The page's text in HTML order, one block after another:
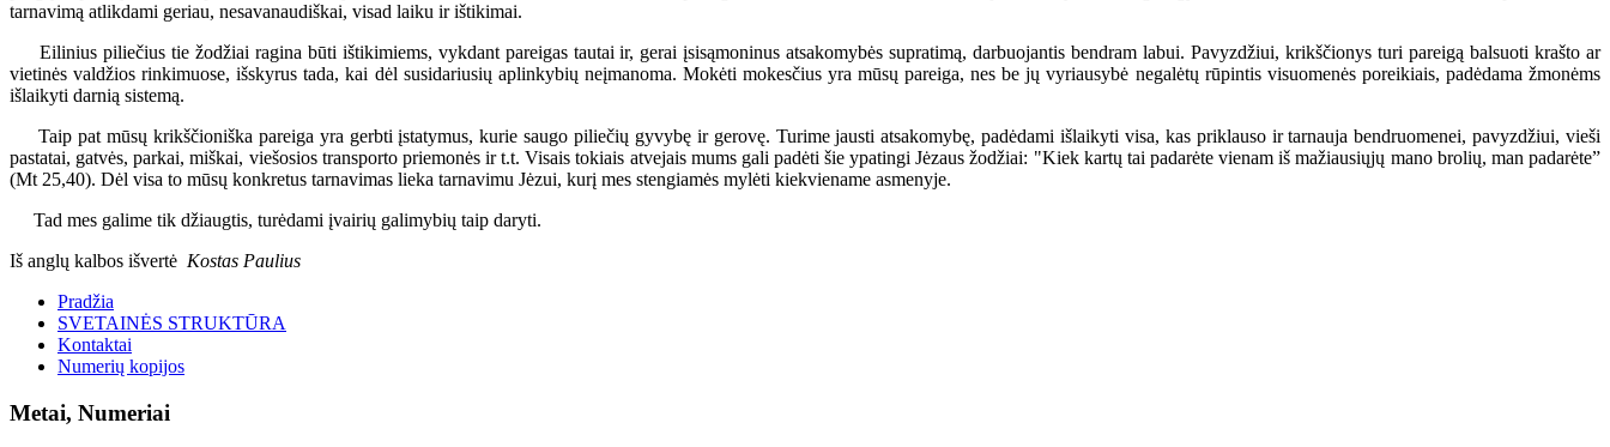
tarnavimą atlikdami geriau, nesavanaudiškai, visad laiku ir ištikimai.
Eilinius piliečius tie žodžiai ragina būti ištikimiems, vykdant pareigas tautai ir, gerai įsisąmoninus atsakomybės supratimą, darbuojantis bendram labui. Pavyzdžiui, krikščionys turi pareigą balsuoti krašto ar
vietinės valdžios rinkimuose, išskyrus tada, kai dėl susidariusių aplinkybių neįmanoma. Mokėti mokesčius yra mūsų pareiga, nes be jų vyriausybė negalėtų rūpintis visuomenės poreikiais, padėdama žmonėms
išlaikyti darnią sistemą.
Taip pat mūsų krikščioniška pareiga yra gerbti įstatymus, kurie saugo piliečių gyvybę ir gerovę. Turime jausti atsakomybę, padėdami išlaikyti visa, kas priklauso ir tarnauja bendruomenei, pavyzdžiui, vieši
pastatai, gatvės, parkai, miškai, viešosios transporto priemonės ir t.t. Visais tokiais atvejais mums gali padėti šie ypatingi Jėzaus žodžiai: "Kiek kartų tai padarėte vienam iš mažiausiųjų mano brolių, man padarėte”
(Mt 25,40). Dėl visa to mūsų konkretus tarnavimas lieka tarnavimu Jėzui, kurį mes stengiamės mylėti kiekviename asmenyje.
Tad mes galime tik džiaugtis, turėdami įvairių galimybių taip daryti.
Iš anglų kalbos išvertė Kostas Paulius
Pradžia
SVETAINĖS STRUKTŪRA
Kontaktai
Numerių kopijos
Metai, Numeriai